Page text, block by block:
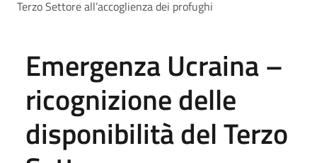
Terzo Settore all’accoglienza dei profughi
Emergenza Ucraina –
ricognizione delle
disponibilità del Terzo